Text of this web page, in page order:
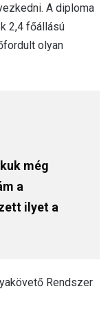
A diploma
2,4 főállású
olyan
még
a
ilyet a
Rendszer